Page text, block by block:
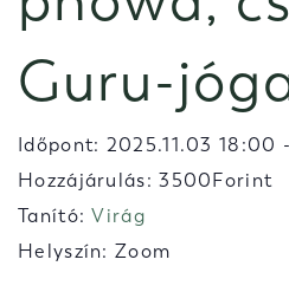
Guru-
Időpont: 2025.11.03 18:00
Hozzájárulás: 3500Forint
Tanító:Virág
Helyszín: Zoom